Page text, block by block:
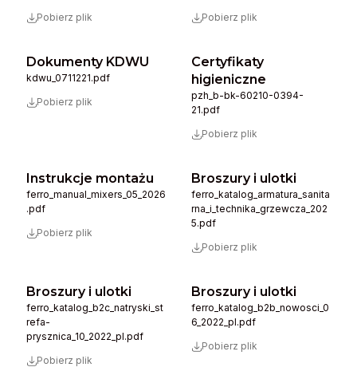
Pobierz plik
Pobierz plik
Dokumenty KDWU
kdwu_0711221.pdf
Pobierz plik
Certyfikaty
higieniczne
pzh_b-bk-60210-0394-
21.pdf
Pobierz plik
Instrukcje montażu
ferro_manual_mixers_05_2026
.pdf
Pobierz plik
Broszury i ulotki
ferro_katalog_armatura_sanita
rna_i_technika_grzewcza_202
5.pdf
Pobierz plik
Broszury i ulotki
ferro_katalog_b2c_natryski_st
refa-
prysznica_10_2022_pl.pdf
Pobierz plik
Broszury i ulotki
ferro_katalog_b2b_nowosci_0
6_2022_pl.pdf
Pobierz plik